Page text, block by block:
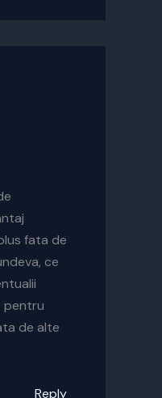
fata de
ce
pentru
de alte
Reply